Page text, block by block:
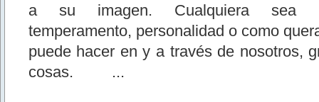
a su imagen. Cualquiera sea
temperamento, personalidad o como
puede hacer en y a través de nosotros,
cosas. ...